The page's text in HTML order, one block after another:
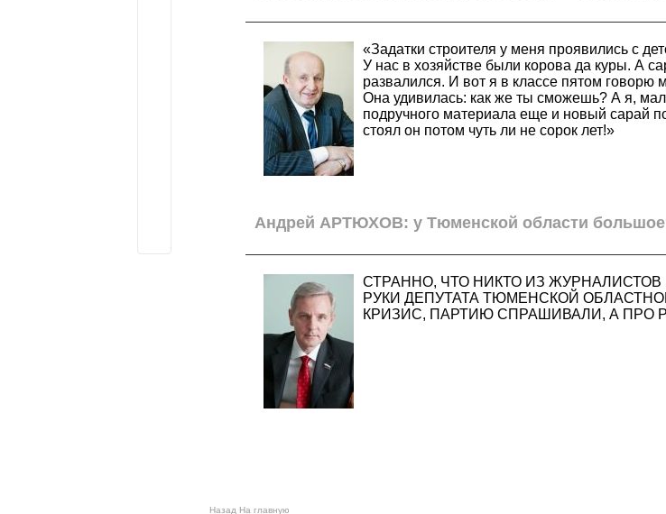
«Задатки строителя у меня проявились с
У нас в хозяйстве были корова да куры. А
развалился. И вот я в классе пятом говорю
Она удивилась: как же ты сможешь? А я,
подручного материала еще и новый сарай
стоял он потом чуть ли не сорок лет!»
Андрей АРТЮХОВ: у Тюменской области
СТРАННО, ЧТО НИКТО ИЗ
РУКИ ДЕПУТАТА ТЮМЕНСКОЙ
КРИЗИС, ПАРТИЮ СПРАШИВАЛИ, А ПРО
Назад На главную